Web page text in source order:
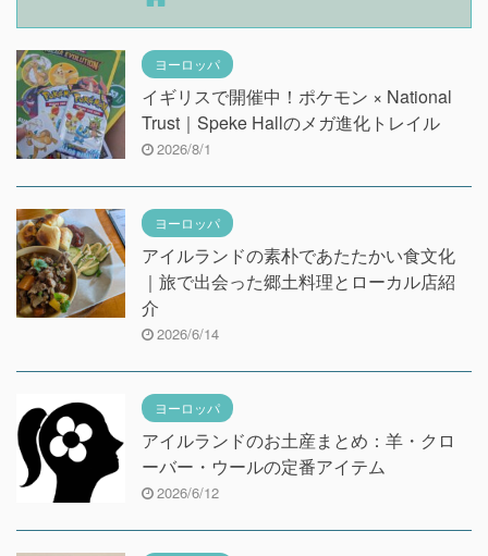
ヨーロッパ
イギリスで開催中！ポケモン × National
Trust｜Speke Hallのメガ進化トレイル
2026/8/1
ヨーロッパ
アイルランドの素朴であたたかい食文化
｜旅で出会った郷土料理とローカル店紹
介
2026/6/14
ヨーロッパ
アイルランドのお土産まとめ：羊・クロ
ーバー・ウールの定番アイテム
2026/6/12